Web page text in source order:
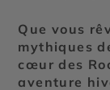
Que vous
mythiques
cœur des
aventure